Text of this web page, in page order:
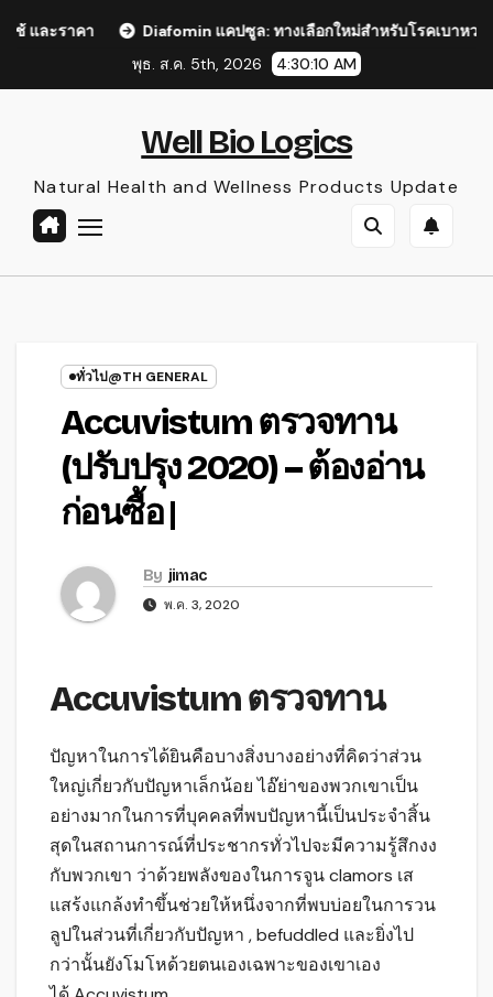
Diafomin แคปซูล: ทางเลือกใหม่สําหรับโรคเบาหวานในประเทศไทย
พุธ. ส.ค. 5th, 2026
4:30:12 AM
Well Bio Logics
Natural Health and Wellness Products Update
ทั่วไป@TH GENERAL
Accuvistum ตรวจทาน
(ปรับปรุง 2020) – ต้องอ่าน
ก่อนซื้อ |
By jimac
พ.ค. 3, 2020
Accuvistum ตรวจทาน
ปัญหาในการได้ยินคือบางสิ่งบางอย่างที่คิดว่าส่วน
ใหญ่เกี่ยวกับปัญหาเล็กน้อย ไอ๊ย่าของพวกเขาเป็น
อย่างมากในการที่บุคคลที่พบปัญหานี้เป็นประจำสิ้น
สุดในสถานการณ์ที่ประชากรทั่วไปจะมีความรู้สึกงง
กับพวกเขา ว่าด้วยพลังของในการจูน clamors เส
แสร้งแกล้งทำขึ้นช่วยให้หนึ่งจากที่พบบ่อยในการวน
ลูปในส่วนที่เกี่ยวกับปัญหา , befuddled และยิ่งไป
กว่านั้นยังโมโหด้วยตนเองเฉพาะของเขาเอง